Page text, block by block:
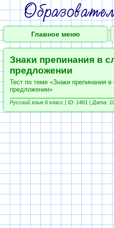
Главное меню
Знаки препинания в
предложении
Тест по теме «Знаки препинания
предложении»
Русский язык 6 класс | ID: 1461 | Дата: